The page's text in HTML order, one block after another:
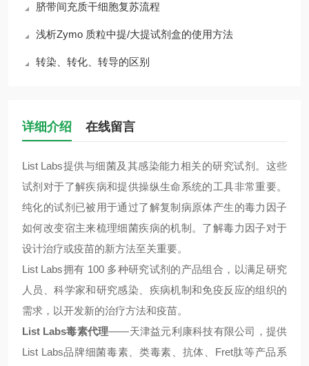
脐带间充质干细胞复苏流程
浅析Zymo 质粒中提/大提试剂盒的使用方法
转染、转化、转导的区别
详细介绍 在线留言
List Labs提供与细菌及其感染能力相关的研究试剂。这些
试剂对于了解疾病和提供操纵生命系统的工具非常重要。
纯化的试剂已被用于通过了解复制病原体产生的毒力因子
如何改变宿主来梳理细菌疾病的机制。了解毒力因子对于
设计治疗或疫苗的新方法至关重要。
List Labs拥有 100 多种研究试剂的产品组合，以满足研究
人员、科学家和研究感染、疾病机制和免疫反应的组织的
需求，以开发新的治疗方法和疫苗。
List Labs毒素代理——天津益元利康科技有限公司，提供
List Labs品牌细菌毒素 、类毒素、抗体、 Fret肽等产品系